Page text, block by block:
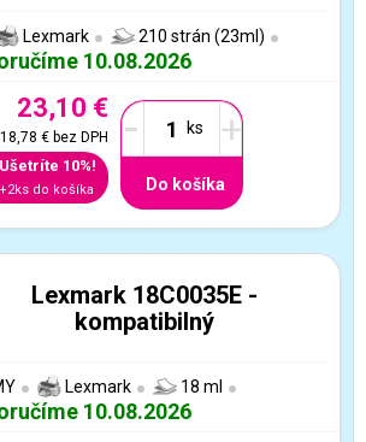
Lexmark 210 strán (23ml)
10.08.2026
23,10 €
18,78 €bez DPH
Ušetríte 10%!
+2ks do košíka
- +
Do košíka
Lexmark 18C0035E -
kompatibilný
Lexmark 18 ml
10.08.2026